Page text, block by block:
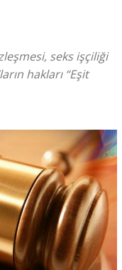
seks işçiliği
hakları “Eşit